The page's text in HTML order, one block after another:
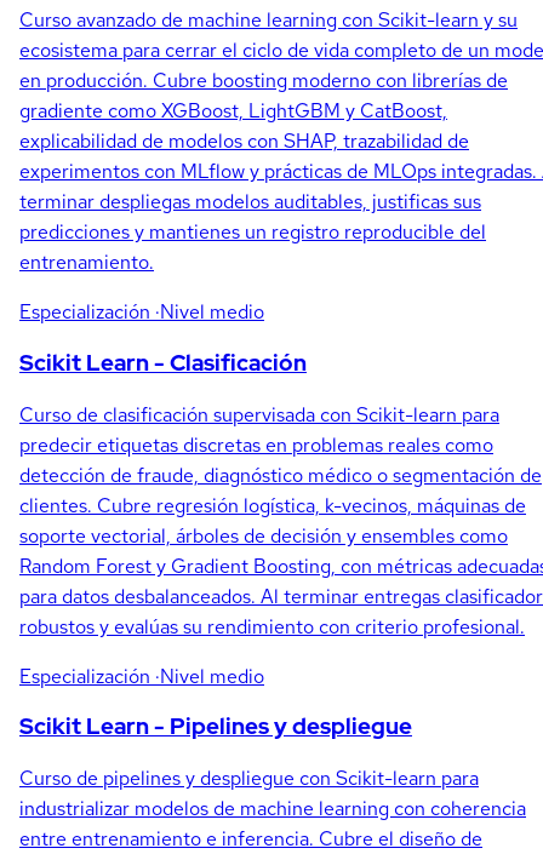
Curso avanzado de machine learning con Scikit-learn y su
ecosistema para cerrar el ciclo de vida completo de un
en producción. Cubre boosting moderno con librerías de
gradiente como XGBoost, LightGBM y CatBoost,
explicabilidad de modelos con SHAP, trazabilidad de
experimentos con MLflow y prácticas de MLOps integradas.
terminar despliegas modelos auditables, justificas sus
predicciones y mantienes un registro reproducible del
entrenamiento.
Especialización ·Nivel medio
Scikit Learn - Clasificación
Curso de clasificación supervisada con Scikit-learn para
predecir etiquetas discretas en problemas reales como
detección de fraude, diagnóstico médico o segmentación de
clientes. Cubre regresión logística, k-vecinos, máquinas de
soporte vectorial, árboles de decisión y ensembles como
Random Forest y Gradient Boosting, con métricas
para datos desbalanceados. Al terminar entregas
robustos y evalúas su rendimiento con criterio profesional.
Especialización ·Nivel medio
Scikit Learn - Pipelines y despliegue
Curso de pipelines y despliegue con Scikit-learn para
industrializar modelos de machine learning con coherencia
entre entrenamiento e inferencia. Cubre el diseño de